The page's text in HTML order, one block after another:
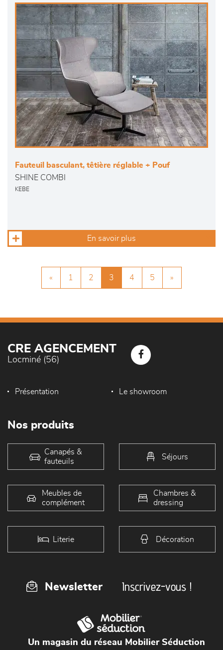
Fauteuil basculant, têtière réglable + Pouf
SHINE COMBI
KEBE
En savoir plus
« 1 2 3 4 5 »
CRE AGENCEMENT
Locminé (56)
Présentation Le showroom
Nos produits
Canapés &
fauteuils
Séjours
Meubles de
complément
Chambres &
dressing
Literie Décoration
Newsletter Inscrivez-vous !
Un magasin du réseau Mobilier Séduction